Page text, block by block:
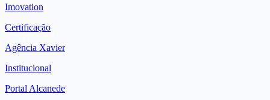
Imovation
Certificação
Agência Xavier
Institucional
Portal Alcanede